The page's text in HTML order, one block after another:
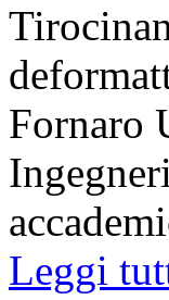
Fornaro
Leggi